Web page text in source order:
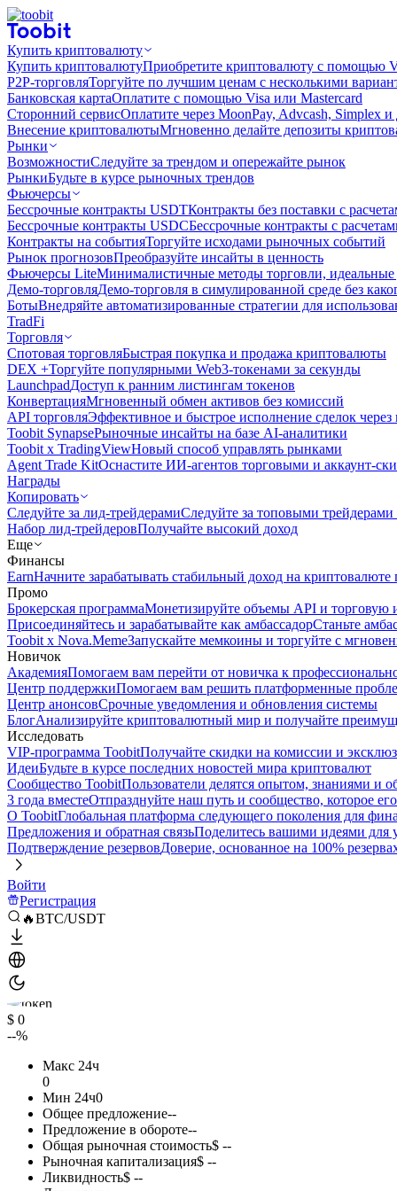
Купить криптовалюту
Купить криптовалютуПриобретите криптовалюту с помощью
P2P-торговляТоргуйте по лучшим ценам с несколькими
Банковская картаОплатите с помощью Visa или Mastercard
Сторонний сервисОплатите через MoonPay, Advcash, Simplex и
Внесение криптовалютыМгновенно делайте депозиты
Рынки
ВозможностиСледуйте за трендом и опережайте рынок
РынкиБудьте в курсе рыночных трендов
Фьючерсы
Бессрочные контракты USDTКонтракты без поставки с
Бессрочные контракты USDCБессрочные контракты с
Контракты на событияТоргуйте исходами рыночных событий
Рынок прогнозовПреобразуйте инсайты в ценность
Фьючерсы LiteМинималистичные методы торговли, идеальные
Демо-торговляДемо-торговля в симулированной среде без
БотыВнедряйте автоматизированные стратегии для
TradFi
Торговля
Спотовая торговляБыстрая покупка и продажа криптовалюты
DEX +Торгуйте популярными Web3-токенами за секунды
LaunchpadДоступ к ранним листингам токенов
КонвертацияМгновенный обмен активов без комиссий
API торговляЭффективное и быстрое исполнение сделок
Toobit SynapseРыночные инсайты на базе AI-аналитики
Toobit x TradingViewНовый способ управлять рынками
Agent Trade KitОснастите ИИ-агентов торговыми и аккаунт-
Награды
Копировать
Следуйте за лид-трейдерамиСледуйте за топовыми
Набор лид-трейдеровПолучайте высокий доход
Еще
Финансы
EarnНачните зарабатывать стабильный доход на криптовалюте
Промо
Брокерская программаМонетизируйте объемы API и торговую
Присоединяйтесь и зарабатывайте как амбассадорСтаньте
Toobit x Nova.MemeЗапускайте мемкоины и торгуйте с
Новичок
АкадемияПомогаем вам перейти от новичка к
Центр поддержкиПомогаем вам решить платформенные
Центр анонсовСрочные уведомления и обновления системы
БлогАнализируйте криптовалютный мир и получайте
Исследовать
VIP-программа ToobitПолучайте скидки на комиссии и
ИдеиБудьте в курсе последних новостей мира криптовалют
Сообщество ToobitПользователи делятся опытом, знаниями и
3 года вместеОтпразднуйте наш путь и сообщество, которое
О ToobitГлобальная платформа следующего поколения для
Предложения и обратная связьПоделитесь вашими идеями для
Подтверждение резервовДоверие, основанное на 100%
Войти
Регистрация
🔥BTC/USDT
$ 0
--%
Макс 24ч
0
Мин 24ч0
Общее предложение--
Предложение в обороте--
Общая рыночная стоимость$ --
Рыночная капитализация$ --
Ликвидность$ --